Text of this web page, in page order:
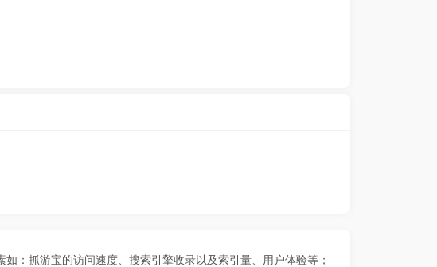
：抓游宝的访问速度、搜索引擎收录以及索引量、用户体验等；